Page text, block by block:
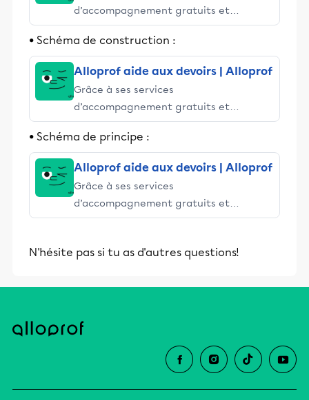
d’accompagnement gratuits et
stimulants, Alloprof engage les élèves
et leurs parents dans la réussite
• Schéma de construction :
Alloprof aide aux devoirs | Alloprof
Grâce à ses services
d’accompagnement gratuits et
stimulants, Alloprof engage les élèves
et leurs parents dans la réussite
• Schéma de principe :
Alloprof aide aux devoirs | Alloprof
Grâce à ses services
d’accompagnement gratuits et
stimulants, Alloprof engage les élèves
éducative.
N'hésite pas si tu as d'autres questions!